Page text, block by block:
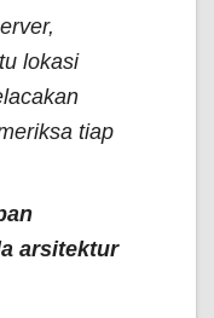
lokasi
tiap
arsitektur